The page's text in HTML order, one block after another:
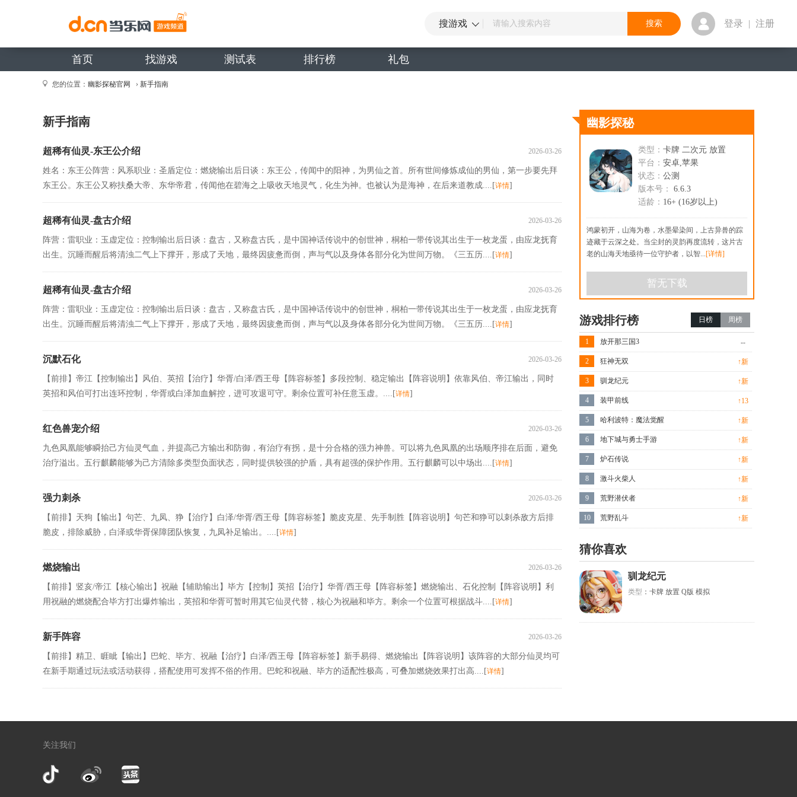
搜游戏 登录 | 注册
首页 找游戏 测试表 排行榜 礼包
您的位置： 幽影探秘官网 › 新手指南
新手指南
超稀有仙灵-东王公介绍 2026-03-26
姓名：东王公阵营：风系职业：圣盾定位：燃烧输出后日谈：东王公，传闻中的阳神，为男仙之首。所有世间修炼成仙的男仙，第一步要先拜
东王公。东王公又称扶桑大帝、东华帝君，传闻他在碧海之上吸收天地灵气，化生为神。也被认为是海神，在后来道教成....[详情]
超稀有仙灵-盘古介绍 2026-03-26
阵营：雷职业：玉虚定位：控制输出后日谈：盘古，又称盘古氏，是中国神话传说中的创世神，桐柏一带传说其出生于一枚龙蛋，由应龙抚育
出生。沉睡而醒后将清浊二气上下撑开，形成了天地，最终因疲惫而倒，声与气以及身体各部分化为世间万物。《三五历....[详情]
超稀有仙灵-盘古介绍 2026-03-26
阵营：雷职业：玉虚定位：控制输出后日谈：盘古，又称盘古氏，是中国神话传说中的创世神，桐柏一带传说其出生于一枚龙蛋，由应龙抚育
出生。沉睡而醒后将清浊二气上下撑开，形成了天地，最终因疲惫而倒，声与气以及身体各部分化为世间万物。《三五历....[详情]
沉默石化 2026-03-26
【前排】帝江【控制输出】风伯、英招【治疗】华胥/白泽/西王母【阵容标签】多段控制、稳定输出【阵容说明】依靠风伯、帝江输出，同时
英招和风伯可打出连环控制，华胥或白泽加血解控，进可攻退可守。剩余位置可补任意玉虚。....[详情]
红色兽宠介绍 2026-03-26
九色凤凰能够瞬抬己方仙灵气血，并提高己方输出和防御，有治疗有拐，是十分合格的强力神兽。可以将九色凤凰的出场顺序排在后面，避免
治疗溢出。五行麒麟能够为己方清除多类型负面状态，同时提供较强的护盾，具有超强的保护作用。五行麒麟可以中场出....[详情]
强力刺杀 2026-03-26
【前排】天狗【输出】句芒、九凤、狰【治疗】白泽/华胥/西王母【阵容标签】脆皮克星、先手制胜【阵容说明】句芒和狰可以刺杀敌方后排
脆皮，排除威胁，白泽或华胥保障团队恢复，九凤补足输出。....[详情]
燃烧输出 2026-03-26
【前排】竖亥/帝江【核心输出】祝融【辅助输出】毕方【控制】英招【治疗】华胥/西王母【阵容标签】燃烧输出、石化控制【阵容说明】利
用祝融的燃烧配合毕方打出爆炸输出，英招和华胥可暂时用其它仙灵代替，核心为祝融和毕方。剩余一个位置可根据战斗....[详情]
新手阵容 2026-03-26
【前排】精卫、睚眦【输出】巴蛇、毕方、祝融【治疗】白泽/西王母【阵容标签】新手易得、燃烧输出【阵容说明】该阵容的大部分仙灵均可
在新手期通过玩法或活动获得，搭配使用可发挥不俗的作用。巴蛇和祝融、毕方的适配性极高，可叠加燃烧效果打出高....[详情]
幽影探秘
类型： 卡牌 二次元 放置
平台： 安卓,苹果
状态： 公测
版本号：
6.6.3
适龄： 16+ (16岁以上)
鸿蒙初开，山海为卷，水墨晕染间，上古异兽的踪
迹藏于云深之处。当尘封的灵韵再度流转，这片古
老的山海天地亟待一位守护者，以智...[详情]
暂无下载
游戏排行榜 日榜 周榜
1 放开那三国3 --
2 狂神无双 ↑新
3 驯龙纪元 ↑新
4 装甲前线 ↑13
5 哈利波特：魔法觉醒 ↑新
6 地下城与勇士手游 ↑新
7 炉石传说 ↑新
8 激斗火柴人 ↑新
9 荒野潜伏者 ↑新
10 荒野乱斗 ↑新
猜你喜欢
驯龙纪元
类型 ：卡牌 放置 Q版 模拟
关注我们